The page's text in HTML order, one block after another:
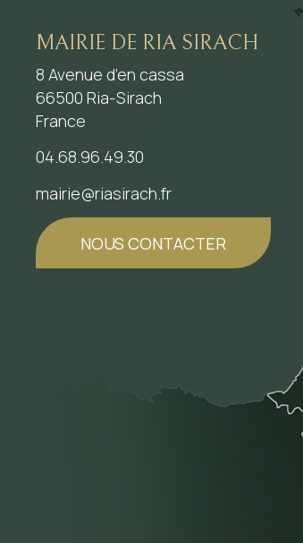
MAIRIE DE RIA SIRACH
8 Avenue d’en cassa
66500 Ria-Sirach
France
04.68.96.49.30
mairie@riasirach.fr
NOUS CONTACTER